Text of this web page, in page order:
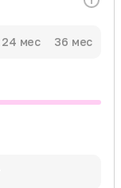
24 мес 36 мес